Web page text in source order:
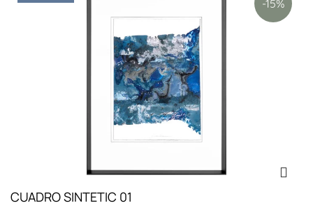
CUADRO SINTETIC 01
-15%